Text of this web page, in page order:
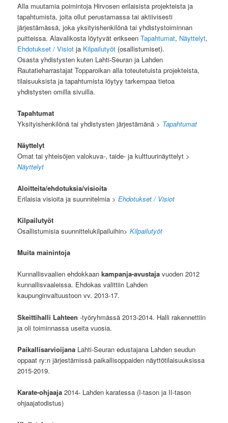
Alla muutamia poimintoja Hirvosen erilaisista projekteista ja
tapahtumista, joita ollut perustamassa tai aktiivisesti
järjestämässä, joka yksityishenkilönä tai yhdistystoiminnan
puitteissa. Alavalikosta löytyvät erikseenTapahtumat, Näyttelyt,
Ehdotukset / Visiot ja Kilpailutyöt (osallistumiset).
Osasta yhdistysten kuten Lahti-Seuran ja Lahden
Rautatieharrastajat Topparoikan alla toteutetuista projekteista,
tilaisuuksista ja tapahtumista löytyy tarkempaa tietoa
yhdistysten omilla sivuilla.
Tapahtumat
Yksityishenkilönä tai yhdistysten järjestämänä > Tapahtumat
Näyttelyt
Omat tai yhteisöjen valokuva-, taide- ja kulttuurinäyttelyt >
Näyttelyt
Aloitteita/ehdotuksia/visioita
Erilaisia visioita ja suunnitelmia >Ehdotukset / Visiot
Kilpailutyöt
Osallistumisia suunnittelukilpailuihin>Kilpailutyöt
Muita mainintoja
Kunnallisvaalien ehdokkaan kampanja-avustajavuoden 2012
kunnallisvaaleissa. Ehdokas valittiin Lahden
kaupunginvaltuustoon vv. 2013-17.
Skeittihalli Lahteen -työryhmässä 2013-2014. Halli rakennettiin
ja oli toiminnassa useita vuosia.
Paikallisarvioijana Lahti-Seuran edustajana Lahden seudun
oppaat ry:n järjestämissä paikallisoppaiden näyttötilaisuuksissa
2015-2019.
Karate-ohjaaja 2014- Lahden karatessa (I-tason ja II-tason
ohjaajatodistus)